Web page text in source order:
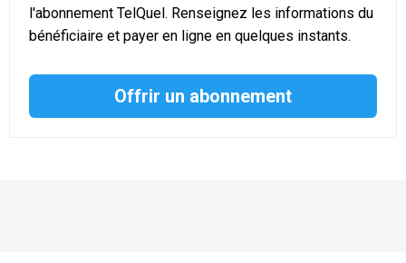
l'abonnement TelQuel. Renseignez les informations du
bénéficiaire et payer en ligne en quelques instants.
Offrir un abonnement